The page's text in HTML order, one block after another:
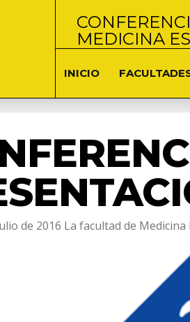
MEDICINA
INICIO
de 2016 La facultad de